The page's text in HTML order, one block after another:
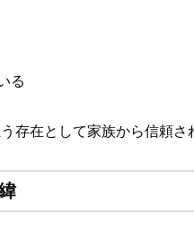
る
存在として家族から信頼さ